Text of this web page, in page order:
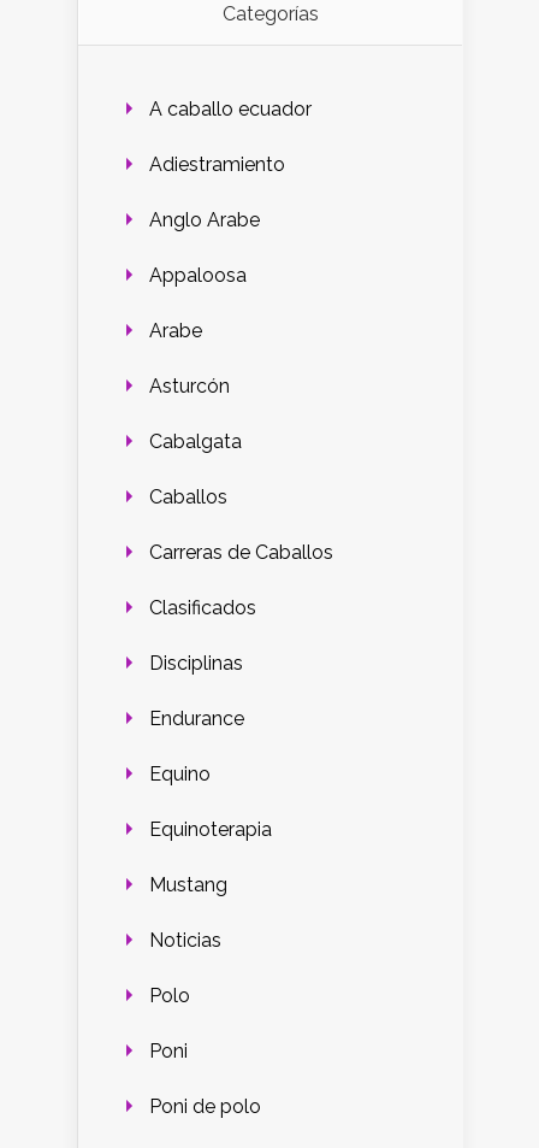
Categorías
A caballo ecuador
Adiestramiento
Anglo Arabe
Appaloosa
Arabe
Asturcón
Cabalgata
Caballos
Carreras de Caballos
Clasificados
Disciplinas
Endurance
Equino
Equinoterapia
Mustang
Noticias
Polo
Poni
Poni de polo